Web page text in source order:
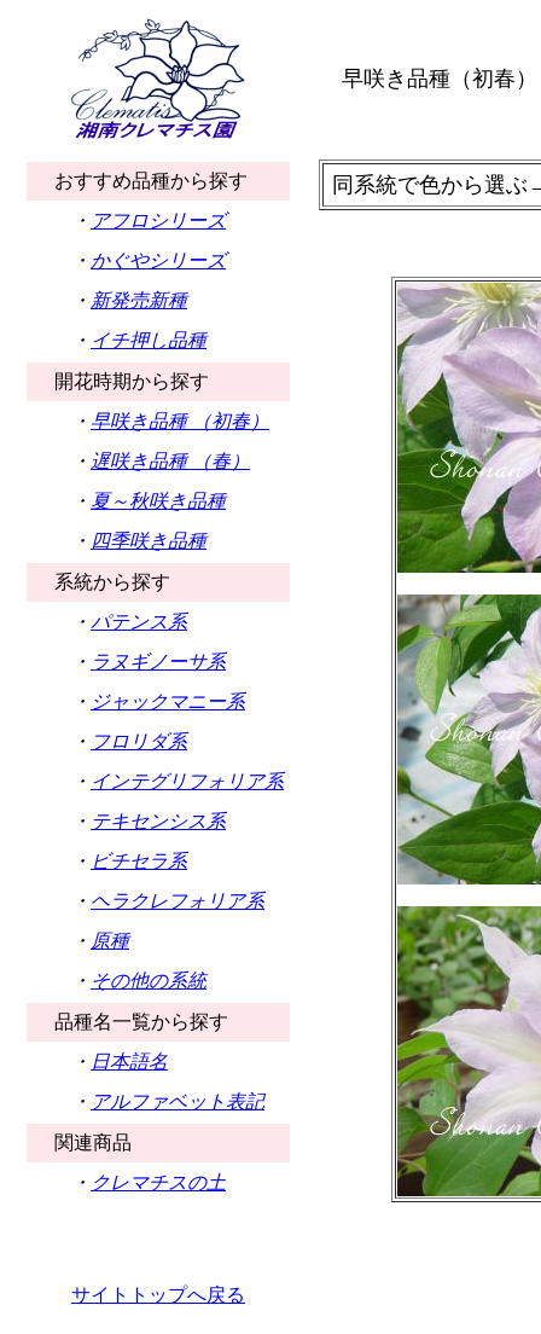
早咲き品種（初春）
おすすめ品種から探す
・ アフロシリーズ
・ かぐやシリーズ
・ 新発売新種
・ イチ押し品種
開花時期から探す
・ 早咲き品種 （初春）
・ 遅咲き品種 （春）
・ 夏～秋咲き品種
・ 四季咲き品種
系統から探す
・ パテンス系
・ ラヌギノーサ系
・ ジャックマニー系
・ フロリダ系
・ インテグリフォリア系
・ テキセンシス系
・ ビチセラ系
・ ヘラクレフォリア系
・ 原種
・ その他の系統
品種名一覧から探す
・ 日本語名
・ アルファベット表記
関連商品
・ クレマチスの土
サイトトップへ戻る
同系統で色から選ぶ